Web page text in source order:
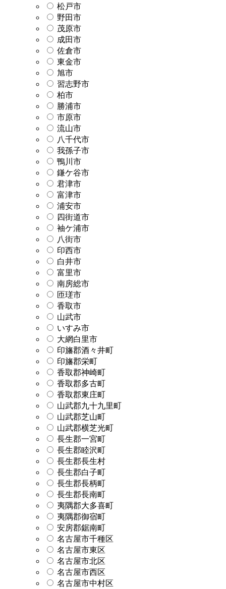
松戸市
野田市
茂原市
成田市
佐倉市
東金市
旭市
習志野市
柏市
勝浦市
市原市
流山市
八千代市
我孫子市
鴨川市
鎌ケ谷市
君津市
富津市
浦安市
四街道市
袖ケ浦市
八街市
印西市
白井市
富里市
南房総市
匝瑳市
香取市
山武市
いすみ市
大網白里市
印旛郡酒々井町
印旛郡栄町
香取郡神崎町
香取郡多古町
香取郡東庄町
山武郡九十九里町
山武郡芝山町
山武郡横芝光町
長生郡一宮町
長生郡睦沢町
長生郡長生村
長生郡白子町
長生郡長柄町
長生郡長南町
夷隅郡大多喜町
夷隅郡御宿町
安房郡鋸南町
名古屋市千種区
名古屋市東区
名古屋市北区
名古屋市西区
名古屋市中村区